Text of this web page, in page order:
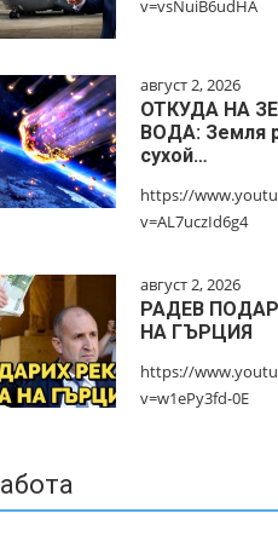
v=vsNuiB6udHA
август 2, 2026
ОТКУДА НА
ВОДА: Земля
сухой…
https://
v=AL7uczId6g4
август 2, 2026
РАДЕВ
НА ГЪРЦИЯ
https://
v=w1ePy3fd-0E